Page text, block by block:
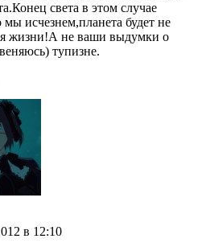
света в этом случае
мы исчезнем,планета будет не
жизни!А не ваши выдумки о
тупизне.
в 12:10